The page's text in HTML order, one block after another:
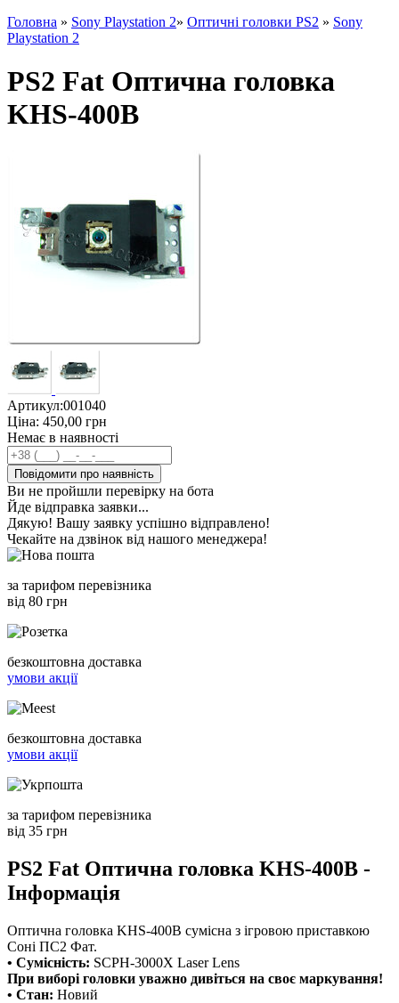
Головна » Sony Playstation 2» Оптичні головки PS2 » Sony
Playstation 2
PS2 Fat Оптична головка
KHS-400B
Артикул:001040
Ціна: 450,00 грн
Немає в наявності
Повідомити про наявність
Ви не пройшли перевірку на бота
Йде відправка заявки...
Дякую! Вашу заявку успішно відправлено!
Чекайте на дзвінок від нашого менеджера!
за тарифом перевізника
від 80 грн
безкоштовна доставка
умови акції
безкоштовна доставка
умови акції
за тарифом перевізника
від 35 грн
PS2 Fat Оптична головка KHS-400B -
Інформація
Оптична головка KHS-400B сумісна з ігровою приставкою
Соні ПС2 Фат.
• Сумісність: SCPH-3000X Laser Lens
При виборі головки уважно дивіться на своє маркування!
• Стан: Новий